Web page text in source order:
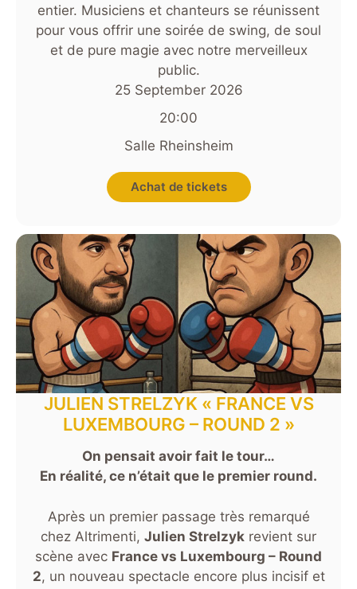
entier. Musiciens et chanteurs se réunissent
pour vous offrir une soirée de swing, de soul
et de pure magie avec notre merveilleux
public.
25 September 2026
20:00
Salle Rheinsheim
Achat de tickets
JULIEN STRELZYK « FRANCE VS
LUXEMBOURG – ROUND 2 »
On pensait avoir fait le tour…
En réalité, ce n’était que le premier round.
Après un premier passage très remarqué
chez Altrimenti, Julien Strelzyk revient sur
scène avec France vs Luxembourg – Round
2, un nouveau spectacle encore plus incisif et